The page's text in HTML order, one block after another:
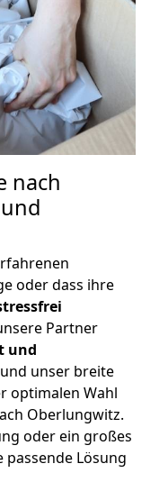
nach
oder dass ihre
Partner
und
unser breite
optimalen Wahl
Oberlungwitz.
oder ein großes
passende Lösung